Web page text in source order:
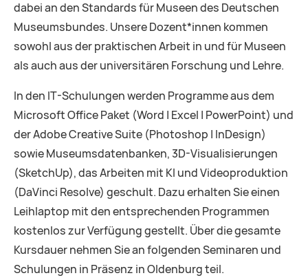
dabei an den Standards für Museen des Deutschen
Museumsbundes. Unsere Dozent*innen kommen
sowohl aus der praktischen Arbeit in und für Museen
als auch aus der universitären Forschung und Lehre.
In den IT-Schulungen werden Programme aus dem
Microsoft Office Paket (Word | Excel | PowerPoint) und
der Adobe Creative Suite (Photoshop | InDesign)
sowie Museumsdatenbanken, 3D-Visualisierungen
(SketchUp), das Arbeiten mit KI und Videoproduktion
(DaVinci Resolve) geschult. Dazu erhalten Sie einen
Leihlaptop mit den entsprechenden Programmen
kostenlos zur Verfügung gestellt. Über die gesamte
Kursdauer nehmen Sie an folgenden Seminaren und
Schulungen in Präsenz in Oldenburg teil.